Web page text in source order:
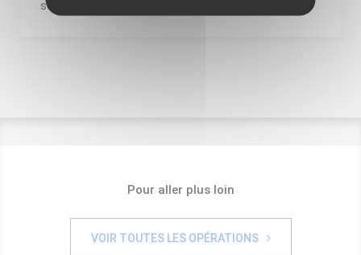
sondes.
Pour aller plus loin
VOIR TOUTES LES OPÉRATIONS